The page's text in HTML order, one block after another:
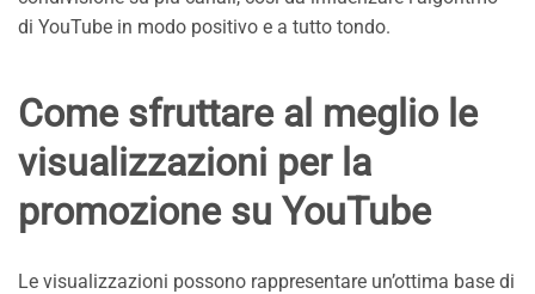
di YouTube in modo positivo e a tutto tondo.
Come sfruttare al meglio le
visualizzazioni per la
promozione su YouTube
Le visualizzazioni possono rappresentare un’ottima base di